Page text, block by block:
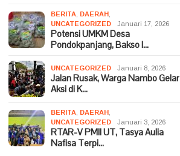
BERITA DAERAH
UNCATEGORIZED
Januari 17, 2026
Potensi UMKM Desa
Pondokpanjang, Bakso I…
UNCATEGORIZED Januari 8, 2026
Jalan Rusak, Warga Nambo Gelar
Aksi di K…
BERITA DAERAH
UNCATEGORIZED
Januari 3, 2026
RTAR-V PMII UT, Tasya Aulia
Nafisa Terpi…